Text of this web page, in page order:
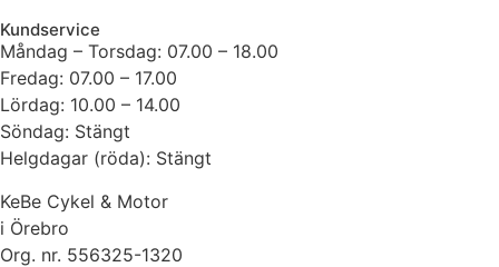
Kundservice
Måndag – Torsdag: 07.00 – 18.00
Fredag: 07.00 – 17.00
Lördag: 10.00 – 14.00
Söndag: Stängt
Helgdagar (röda): Stängt
KeBe Cykel & Motor
i Örebro
Org. nr. 556325-1320